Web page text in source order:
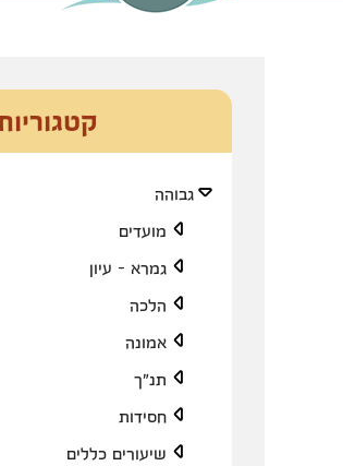
גבוהה
מועדים
גמרא - עיון
הלכה
אמונה
תנ"ך
חסידות
שיעורים כללים